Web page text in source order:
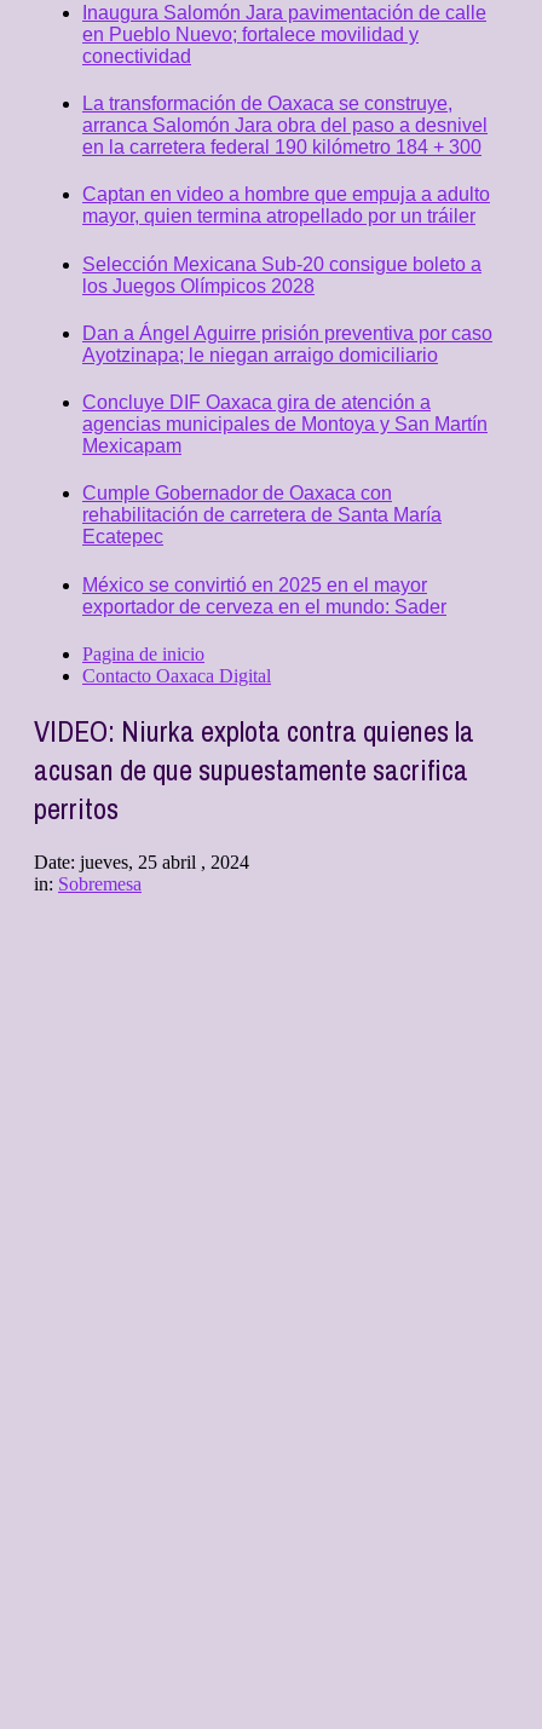
Inaugura Salomón Jara pavimentación de calle
en Pueblo Nuevo; fortalece movilidad y
conectividad
La transformación de Oaxaca se construye,
arranca Salomón Jara obra del paso a desnivel
en la carretera federal 190 kilómetro 184 + 300
Captan en video a hombre que empuja a adulto
mayor, quien termina atropellado por un tráiler
Selección Mexicana Sub-20 consigue boleto a
los Juegos Olímpicos 2028
Dan a Ángel Aguirre prisión preventiva por caso
Ayotzinapa; le niegan arraigo domiciliario
Concluye DIF Oaxaca gira de atención a
agencias municipales de Montoya y San Martín
Mexicapam
Cumple Gobernador de Oaxaca con
rehabilitación de carretera de Santa María
Ecatepec
México se convirtió en 2025 en el mayor
exportador de cerveza en el mundo: Sader
Pagina de inicio
Contacto Oaxaca Digital
VIDEO: Niurka explota contra quienes la
acusan de que supuestamente sacrifica
perritos
Date: jueves, 25 abril , 2024
in: Sobremesa